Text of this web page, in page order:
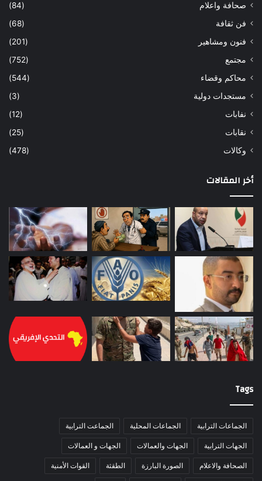
صحافة واعلام
(84)
فن ثقافة
(68)
فنون ومشاهير
(201)
مجتمع
(752)
محاكم وقضاء
(544)
مستجدات دولية
(3)
نفابات
(12)
نقابات
(25)
وكالات
(478)
أخر المقالات
Tags
الجماعات الترابية الجماعات المحلية الجماعت الترابية
الجهات الترابية الجهات والعمالات الجهات و العمالات
الصحافة والاعلام الصورة البارزة الطقثة القوات الأمنية